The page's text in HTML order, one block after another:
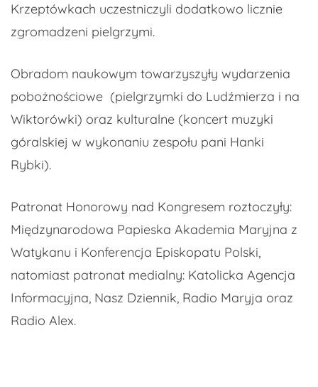
Krzeptówkach uczestniczyli dodatkowo licznie
zgromadzeni pielgrzymi.
Obradom naukowym towarzyszyły wydarzenia
pobożnościowe (pielgrzymki do Ludźmierza i na
Wiktorówki) oraz kulturalne (koncert muzyki
góralskiej w wykonaniu zespołu pani Hanki
Rybki).
Patronat Honorowy nad Kongresem roztoczyły:
Międzynarodowa Papieska Akademia Maryjna z
Watykanu i Konferencja Episkopatu Polski,
natomiast patronat medialny: Katolicka Agencja
Informacyjna, Nasz Dziennik, Radio Maryja oraz
Radio Alex.